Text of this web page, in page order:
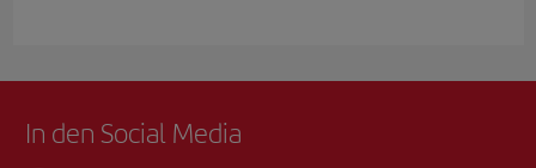
In den Social Media